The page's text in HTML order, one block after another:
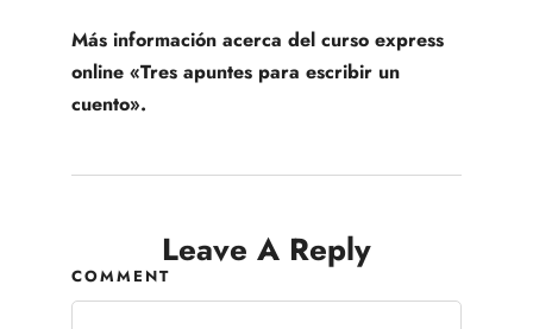
Más información acerca del curso express
online «Tres apuntes para escribir un
cuento».
Leave A Reply
COMMENT